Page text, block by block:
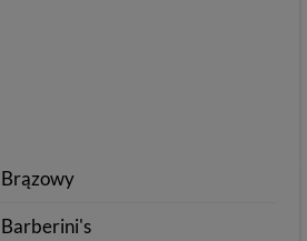
Brązowy
Barberini's